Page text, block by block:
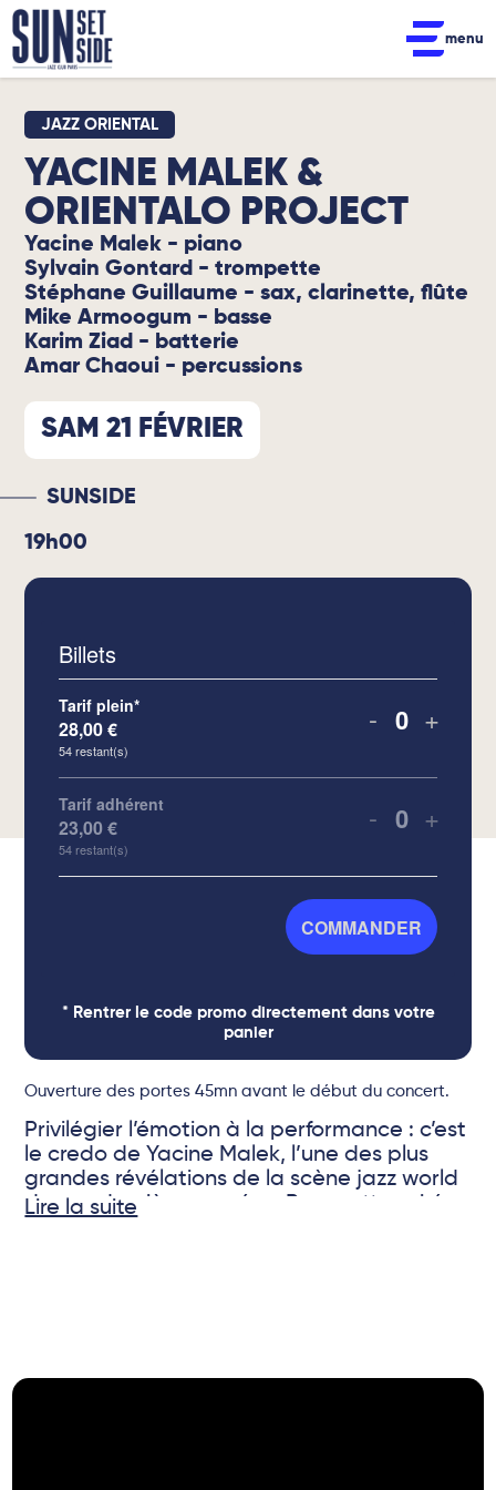
menu
JAZZ ORIENTAL
YACINE MALEK &
ORIENTALO PROJECT
Yacine Malek - piano
Sylvain Gontard - trompette
Stéphane Guillaume - sax, clarinette, flûte
Mike Armoogum - basse
Karim Ziad - batterie
Amar Chaoui - percussions
SAM 21 FÉVRIER
SUNSIDE
19h00
Billets
Tarif plein*
28,00€
54restant(s)
- Quantité
+
Tarif adhérent
23,00€
54 restant(s)
- Quantité
+
COMMANDER
* Rentrer le code promo directement dans votre
panier
Ouverture des portes 45mn avant le début du concert.
Privilégier l’émotion à la performance : c’est
le credo de Yacine Malek, l’une des plus
grandes révélations de la scène jazz world
de ces dernières années. Pour cette soirée
Lire la suite